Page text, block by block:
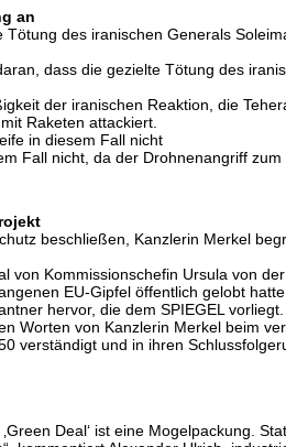
an
des iranischen Generals
dass die gezielte Tötung des
der iranischen Reaktion, die
Raketen attackiert.
in diesem Fall nicht
Fall nicht, da der Drohnenangriff
beschließen, Kanzlerin Merkel
Kommissionschefin Ursula von
EU-Gipfel öffentlich gelobt
hervor, die dem SPIEGEL vorliegt.
von Kanzlerin Merkel beim
verständigt und in ihren
Deal‘ ist eine Mogelpackung.